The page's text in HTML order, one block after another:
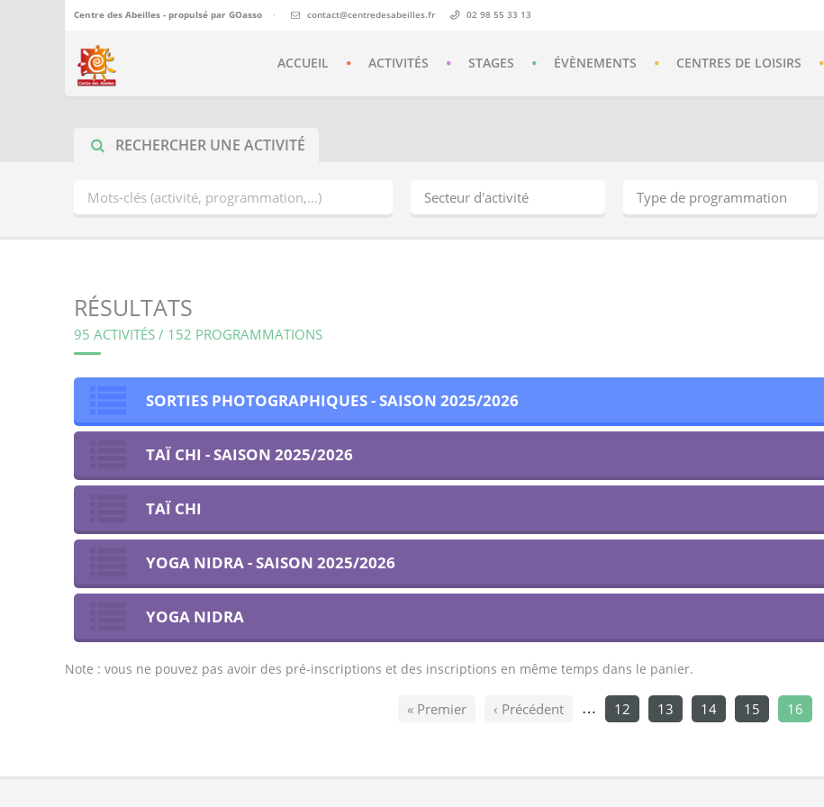
Centre des Abeilles - propulsé par GOasso · contact@centredesabeilles.fr 02 98 55 33 13
ACCUEIL ACTIVITÉS STAGES ÉVÈNEMENTS CENTRES DE LOISIRS
RECHERCHER UNE ACTIVITÉ
RÉSULTATS
95 ACTIVITÉS / 152 PROGRAMMATIONS
SORTIES PHOTOGRAPHIQUES - SAISON 2025/2026
TAÏ CHI - SAISON 2025/2026
TAÏ CHI
YOGA NIDRA - SAISON 2025/2026
YOGA NIDRA
Note : vous ne pouvez pas avoir des pré-inscriptions et des inscriptions en même temps dans le panier.
« Premier ‹ Précédent … 12 13 14 15 16